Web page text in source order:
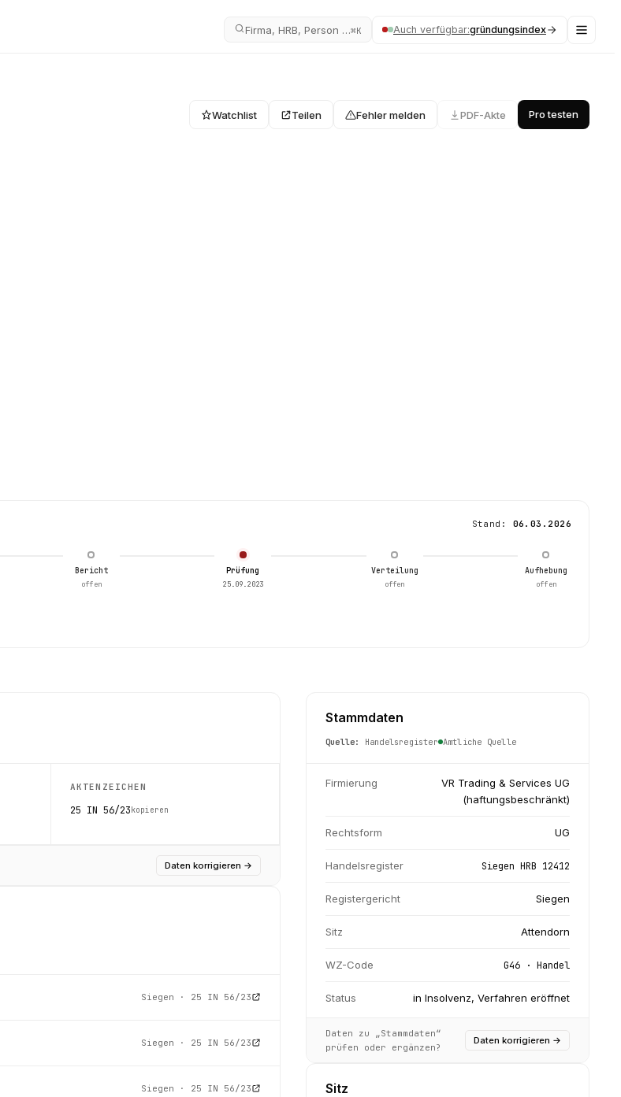
Firma, HRB, Person …⌘K Auch verfügbar:gründungsindex
Watchlist Teilen Fehler melden PDF-Akte Pro testen
Stand: 06.03.2026
Bericht
offen
Prüfung
25.09.2023
Verteilung
offen
Aufhebung
offen
AKTENZEICHEN
25 IN 56/23kopieren
Daten korrigieren →
Siegen · 25 IN 56/23
Siegen · 25 IN 56/23
Siegen · 25 IN 56/23
Stammdaten
Quelle: Handelsregister Amtliche Quelle
Firmierung
VR Trading & Services UG
(haftungsbeschränkt)
Rechtsform UG
Handelsregister Siegen HRB 12412
Registergericht Siegen
Sitz Attendorn
WZ-Code G46 · Handel
Status in Insolvenz, Verfahren eröffnet
Daten zu „Stammdaten“
prüfen oder ergänzen?
Daten korrigieren →
Sitz